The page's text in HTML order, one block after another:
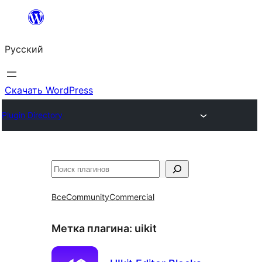
Перейти
содержимому
Русский
Скачать WordPress
Plugin Directory
Поиск
ВсеCommunityCommercial
Метка плагина: uikit